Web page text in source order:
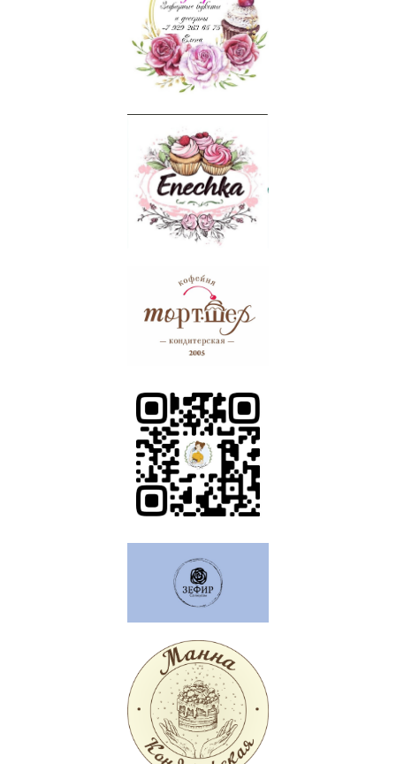
Политика обработки персональных
Пользовательское соглашение
ООО «Фестивальное движение
«Твой путь» — это конкурсы, где
педагоги экономят время, а дети
вдохновляются на дальнейшее
ООО "Твой Путь" Юридический адрес:
624804, Россия, Свердловская область,
Сухоложский район, г.Сухой Лог, ул.
mainscena@yandex.ru
Отправить
Свяжитесь с нами
Социальные сети
Или оставьте Ваш номер – мы Вам